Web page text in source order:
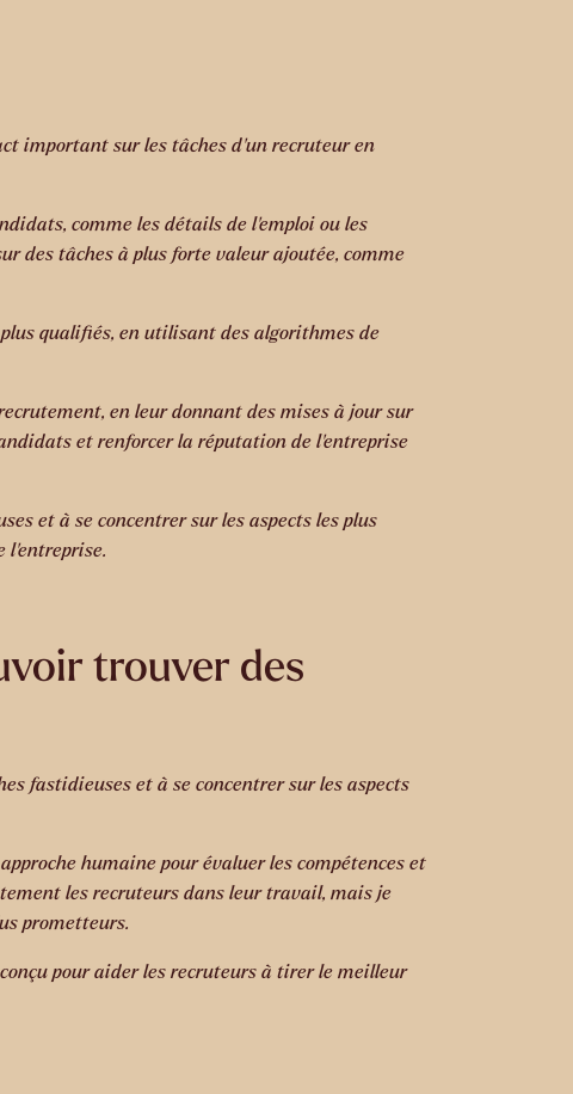
important sur les tâches d’un recruteur en
comme les détails de l’emploi ou les
des tâches à plus forte valeur ajoutée, comme
qualifiés, en utilisant des algorithmes de
en leur donnant des mises à jour sur
et renforcer la réputation de l’entreprise
et à se concentrer sur les aspects les plus
trouver des
fastidieuses et à se concentrer sur les aspects
humaine pour évaluer les compétences et
les recruteurs dans leur travail, mais je
prometteurs.
pour aider les recruteurs à tirer le meilleur